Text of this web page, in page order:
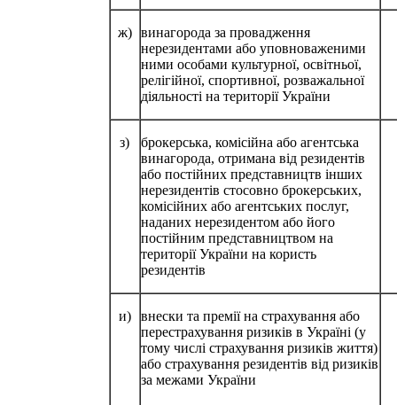
ж)
винагорода за провадження
нерезидентами або уповноваженими
ними особами культурної, освітньої,
релігійної, спортивної, розважальної
діяльності на території України
з)
брокерська, комісійна або агентська
винагорода, отримана від резидентів
або постійних представництв інших
нерезидентів стосовно брокерських,
комісійних або агентських послуг,
наданих нерезидентом або його
постійним представництвом на
території України на користь
резидентів
и)
внески та премії на страхування або
перестрахування ризиків в Україні (у
тому числі страхування ризиків життя)
або страхування резидентів від ризиків
за межами України